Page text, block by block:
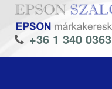
+36 1 340 0363